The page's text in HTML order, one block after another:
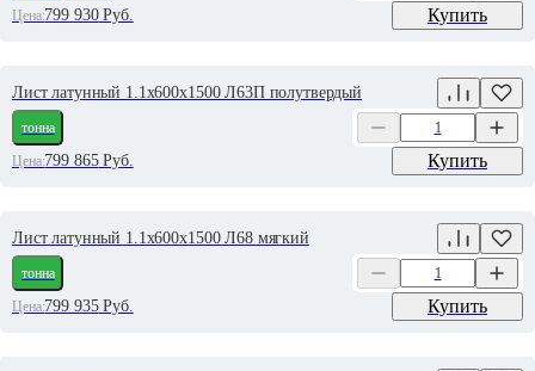
Цена:799 930Руб. Купить
Лист латунный 1.1х600х1500 Л63П полутвердый
тонна
Цена:799 865Руб. Купить
Лист латунный 1.1х600х1500 Л68 мягкий
тонна
Цена:799 935Руб. Купить